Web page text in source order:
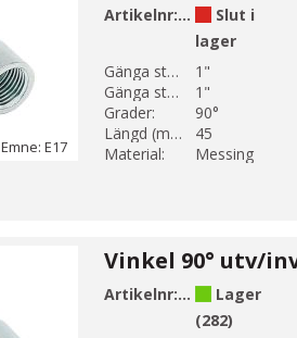
Emne: E17
Artikelnr:E17-6Slut i
lager
Gänga storlek 1:
1"
Gänga storlek 2:
1"
Grader:
90°
Längd (mm):
45
Material:
Messing
Artikelnr:E18-1Lager
(282)